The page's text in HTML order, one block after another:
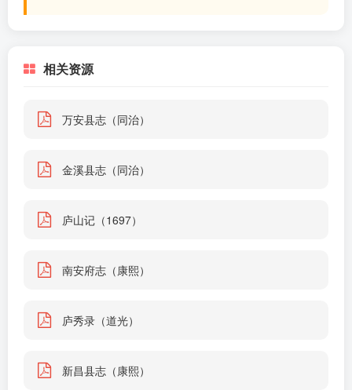
相关资源
万安县志（同治）
金溪县志（同治）
庐山记（1697）
南安府志（康熙）
庐秀录（道光）
新昌县志（康熙）